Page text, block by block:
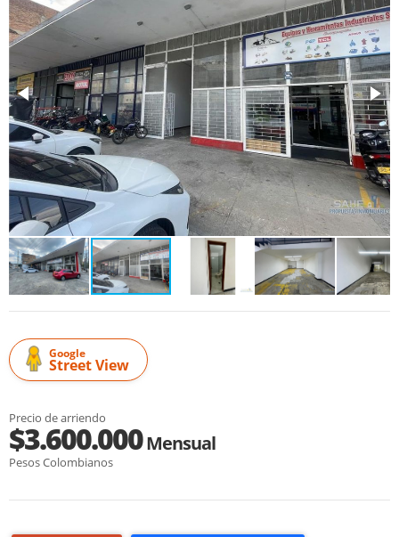
Google
Street View
Precio de arriendo
$3.600.000Mensual
Pesos Colombianos